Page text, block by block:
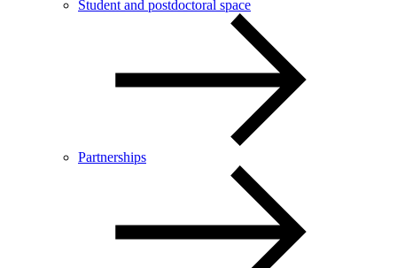
Student and postdoctoral space
Partnerships